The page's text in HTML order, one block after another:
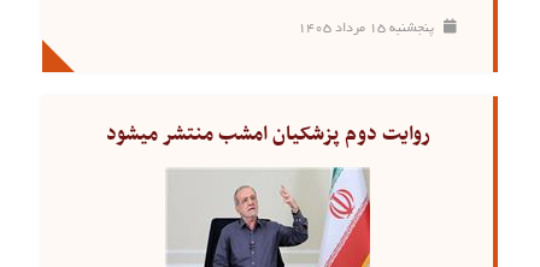
پنجشنبه ۱۵ مرداد ۱۴۰۵
روایت دوم پزشکیان امشب منتشر میشود